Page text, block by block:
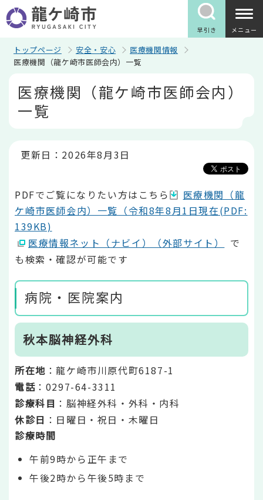
の
ペ
早引き メニュー
トップページ 安全・安心
医療機関情報
医療機関（龍ケ崎市医師会内）一覧
医療機関（龍ケ崎市医師会内）
一覧
更新日：2026年8月3日
PDFでご覧になりたい方はこちら
医療機関（龍
ケ崎市医師会内）一覧（令和8年8月1日現在(PDF:
139KB)
医療情報ネット（ナビイ）（外部サイト）
で
も検索・確認が可能です
病院・医院案内
秋本脳神経外科
所在地 ：龍ケ崎市川原代町6187-1
電話 ：0297-64-3311
診療科目 ：脳神経外科・外科・内科
休診日 ：日曜日・祝日・木曜日
診療時間
午前9時から正午まで
午後2時から午後5時まで